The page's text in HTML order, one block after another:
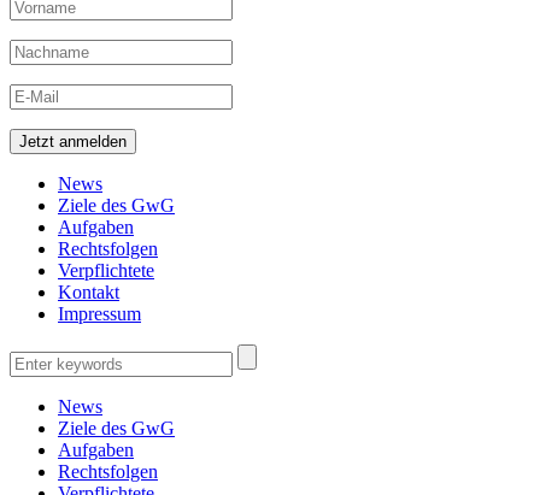
News
Ziele des GwG
Aufgaben
Rechtsfolgen
Verpflichtete
Kontakt
Impressum
News
Ziele des GwG
Aufgaben
Rechtsfolgen